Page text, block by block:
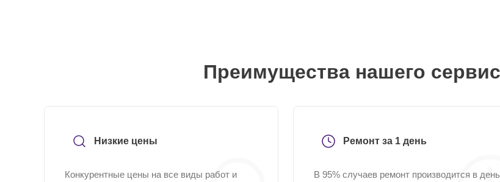
Преимущества нашего
Низкие цены
Конкурентные цены на все виды работ и
Ремонт за 1 день
В 95% случаев ремонт производится в день